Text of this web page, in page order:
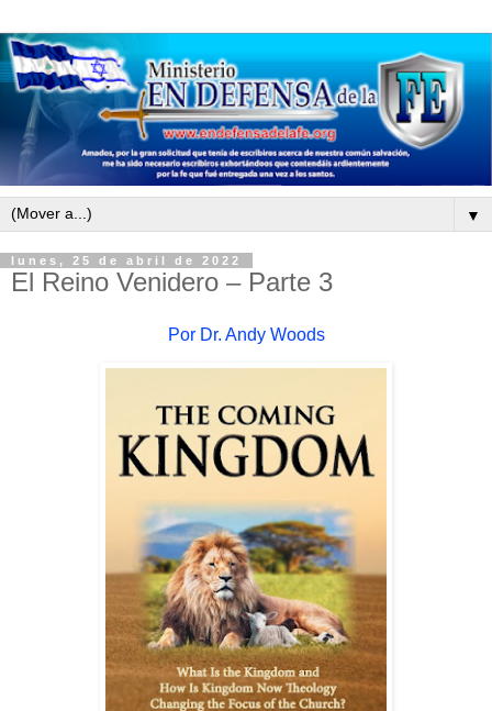
▼
lunes, 25 de abril de 2022
El Reino Venidero – Parte 3
Por Dr. Andy Woods